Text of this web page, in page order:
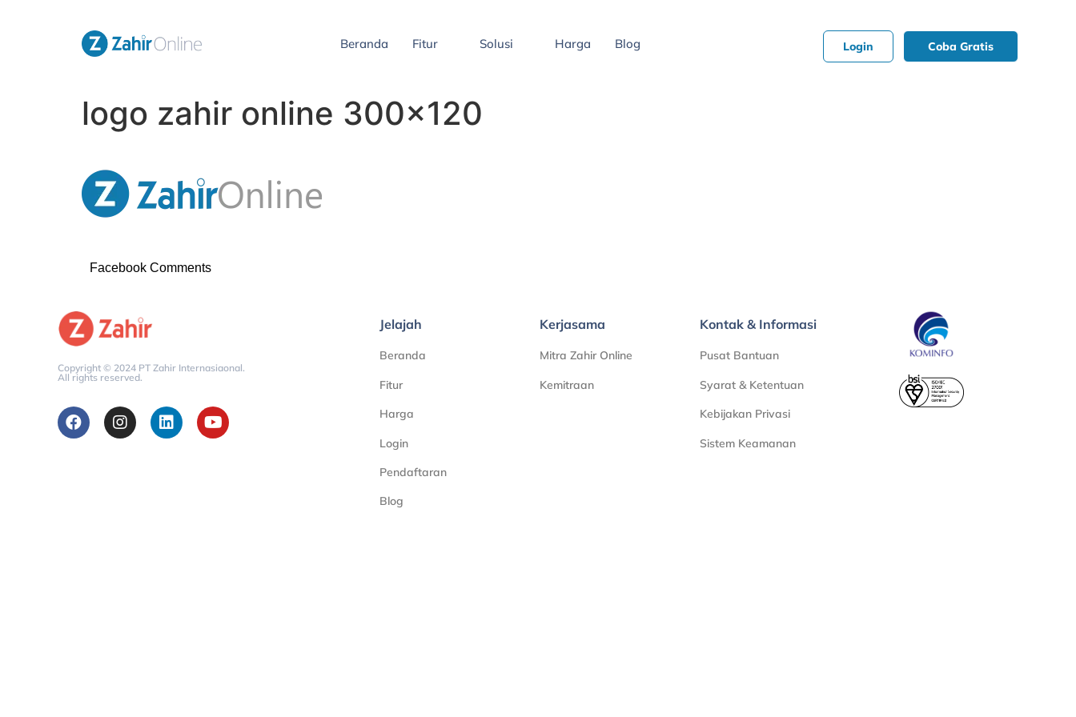
Beranda Fitur Solusi Harga Blog Login Coba Gratis
logo zahir online 300×120
Facebook Comments
Copyright © 2024 PT Zahir Internasiaonal.
All rights reserved.
Jelajah
Beranda
Fitur
Harga
Login
Pendaftaran
Blog
Kerjasama
Mitra Zahir Online
Kemitraan
Kontak & Informasi
Pusat Bantuan
Syarat & Ketentuan
Kebijakan Privasi
Sistem Keamanan